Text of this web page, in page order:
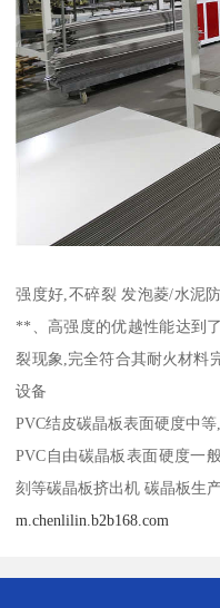
强度好,不碎裂 发泡菱/水泥
**、高强度的优越性能达到
裂现象,完全符合其耐火材料
设备
PVC结皮碳晶板表面硬度中
PVC自由碳晶板表面硬度一
刻等碳晶板挤出机 碳晶板生
m.chenlilin.b2b168.com